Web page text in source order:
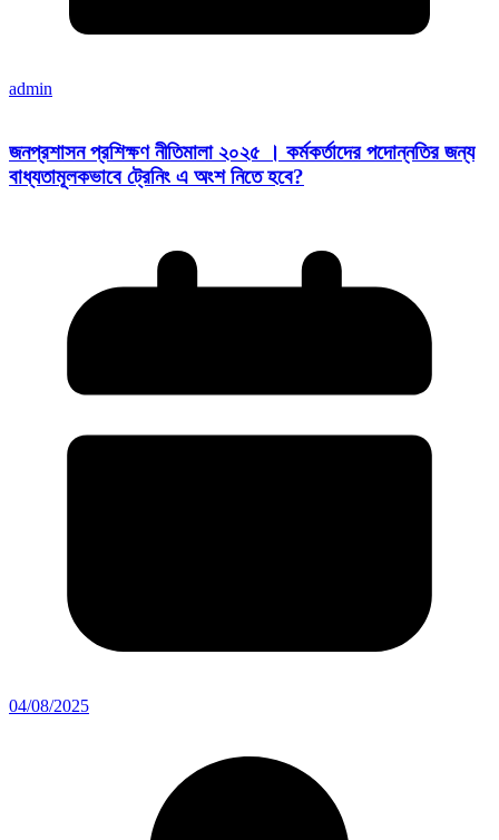
admin
জনপ্রশাসন প্রশিক্ষণ নীতিমালা ২০২৫ । কর্মকর্তাদের পদোন্নতির জন্য
বাধ্যতামূলকভাবে ট্রেনিং এ অংশ নিতে হবে?
04/08/2025